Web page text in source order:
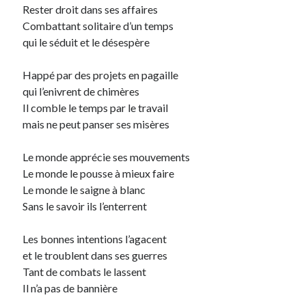
Archives
Archives
Rester droit dans ses affaires
Combattant solitaire d’un temps
qui le séduit et le désespère
Happé par des projets en pagaille
qui l’enivrent de chimères
Il comble le temps par le travail
mais ne peut panser ses misères
Le monde apprécie ses mouvements
Le monde le pousse à mieux faire
Le monde le saigne à blanc
Sans le savoir ils l’enterrent
Les bonnes intentions l’agacent
et le troublent dans ses guerres
Tant de combats le lassent
Il n’a pas de bannière